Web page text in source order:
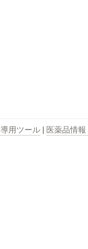
用ツール | 医薬品情報